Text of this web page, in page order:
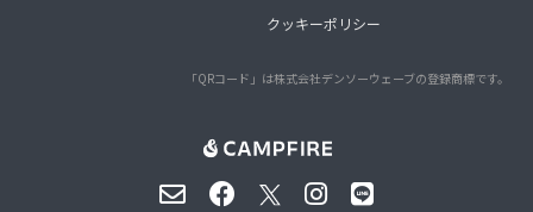
クッキーポリシー
「QRコード」は株式会社デンソーウェーブの登録商標です。